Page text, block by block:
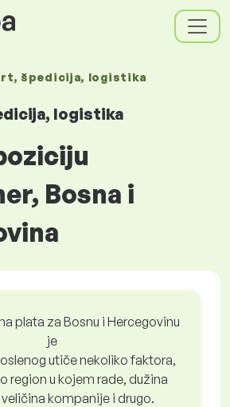
špedicija, logistika
logistika
Bosna i
plata za Bosnu i Hercegovinu
je
utiče nekoliko faktora,
region u kojem rade, dužina
kompanije i drugo.